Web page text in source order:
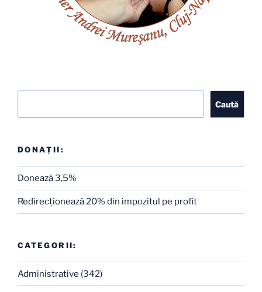
Caută
DONAȚII:
Donează 3,5%
Redirecţionează 20% din impozitul pe profit
CATEGORII:
Administrative (342)